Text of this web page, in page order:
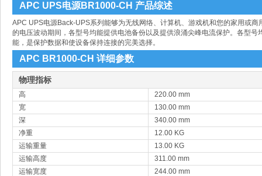
APC UPS电源BR1000-CH 产品综述
APC UPS电源Back-UPS系列能够为无线网络、计算机、游戏机和您的家用或
的电压波动期间，各型号均能提供电池备份以及提供浪涌尖峰电流保护。各型号
能，是保护数据和使设备保持连接的完美选择。
APC BR1000-CH 详细参数
物理指标
高
220.00 mm
宽
130.00 mm
深
340.00 mm
净重
12.00 KG
运输重量
13.00 KG
运输高度
311.00 mm
运输宽度
244.00 mm